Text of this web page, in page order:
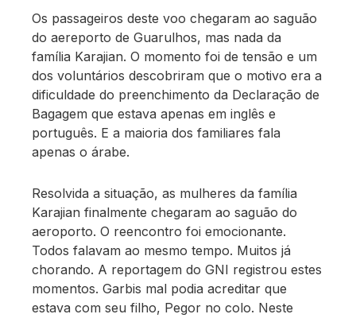
Os passageiros deste voo chegaram ao saguão
do aereporto de Guarulhos, mas nada da
família Karajian. O momento foi de tensão e um
dos voluntários descobriram que o motivo era a
dificuldade do preenchimento da Declaração de
Bagagem que estava apenas em inglês e
português. E a maioria dos familiares fala
apenas o árabe.
Resolvida a situação, as mulheres da família
Karajian finalmente chegaram ao saguão do
aeroporto. O reencontro foi emocionante.
Todos falavam ao mesmo tempo. Muitos já
chorando. A reportagem do GNI registrou estes
momentos. Garbis mal podia acreditar que
estava com seu filho, Pegor no colo. Neste